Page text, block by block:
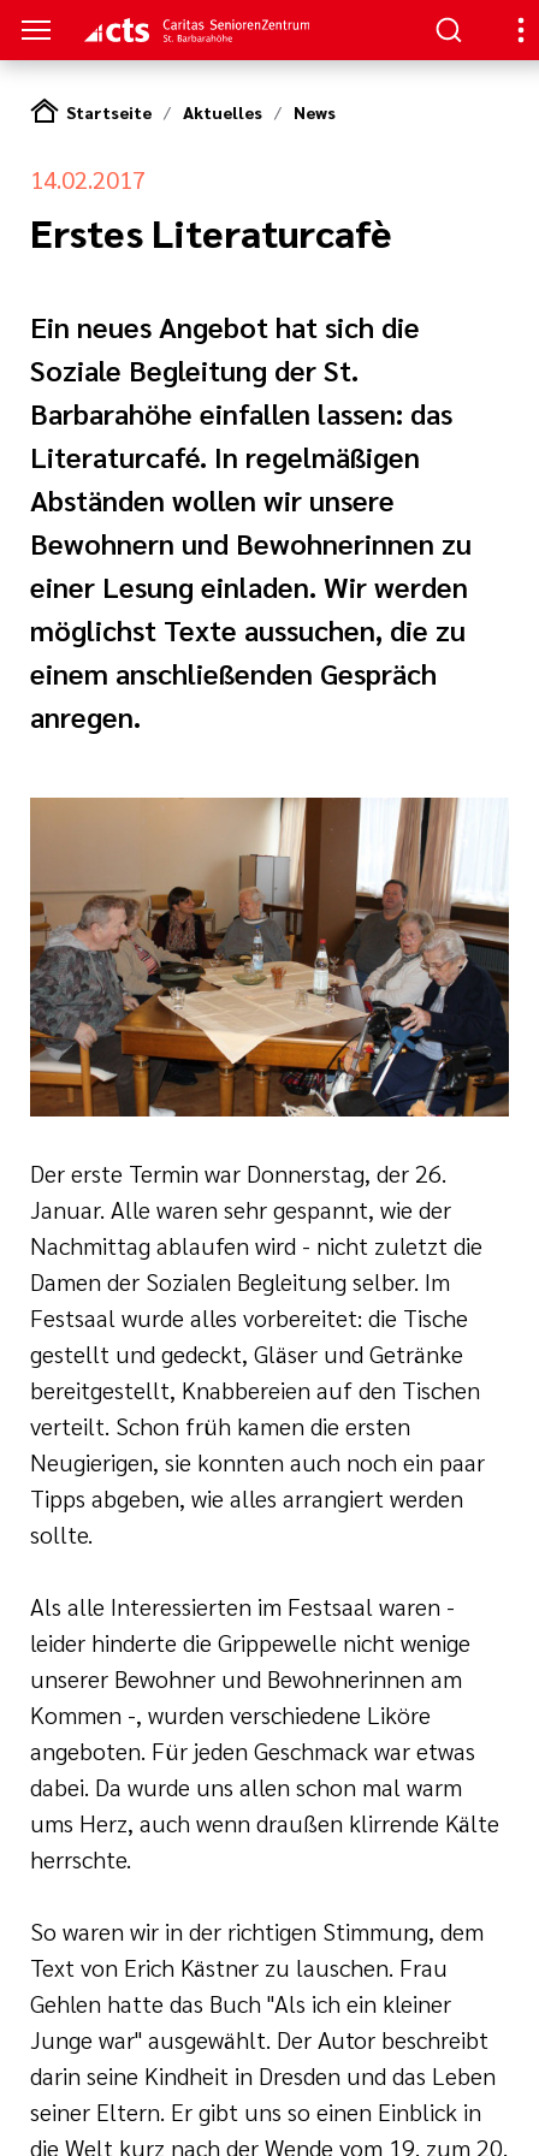
der cts
Jahr
Startseite Aktuelles News
14.02.2017
Erstes Literaturcafè
Ein neues Angebot hat sich die
Soziale Begleitung der St.
Barbarahöhe einfallen lassen: das
Literaturcafé. In regelmäßigen
Abständen wollen wir unsere
Bewohnern und Bewohnerinnen zu
einer Lesung einladen. Wir werden
möglichst Texte aussuchen, die zu
einem anschließenden Gespräch
anregen.
Der erste Termin war Donnerstag, der 26.
Januar. Alle waren sehr gespannt, wie der
Nachmittag ablaufen wird - nicht zuletzt die
Damen der Sozialen Begleitung selber. Im
Festsaal wurde alles vorbereitet: die Tische
gestellt und gedeckt, Gläser und Getränke
bereitgestellt, Knabbereien auf den Tischen
verteilt. Schon früh kamen die ersten
Neugierigen, sie konnten auch noch ein paar
Tipps abgeben, wie alles arrangiert werden
sollte.
Als alle Interessierten im Festsaal waren -
leider hinderte die Grippewelle nicht wenige
unserer Bewohner und Bewohnerinnen am
Kommen -, wurden verschiedene Liköre
angeboten. Für jeden Geschmack war etwas
dabei. Da wurde uns allen schon mal warm
ums Herz, auch wenn draußen klirrende Kälte
herrschte.
So waren wir in der richtigen Stimmung, dem
Text von Erich Kästner zu lauschen. Frau
Gehlen hatte das Buch "Als ich ein kleiner
Junge war" ausgewählt. Der Autor beschreibt
darin seine Kindheit in Dresden und das Leben
seiner Eltern. Er gibt uns so einen Einblick in
die Welt kurz nach der Wende vom 19. zum 20.